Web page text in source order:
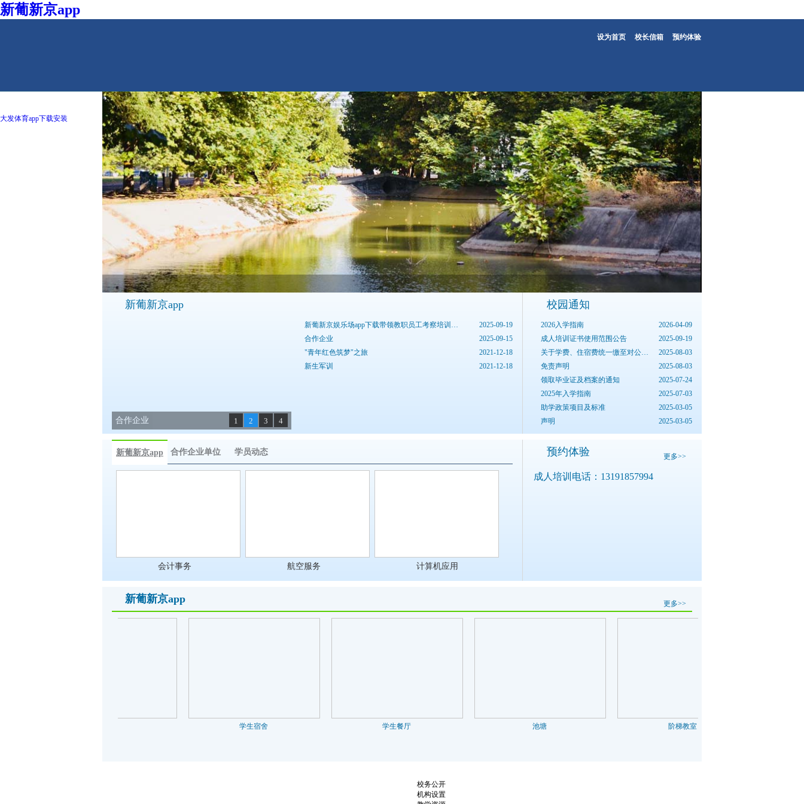
新葡新京app
设为首页 校长信箱 预约体验
新葡新京app
合作企业 1 2 3 4
2025-09-19
新葡新京娱乐场app下载带领教职员工考察培训基地
2025-09-15
合作企业
2021-12-18
"青年红色筑梦"之旅
2021-12-18
新生军训
校园通知
2026-04-09
2026入学指南
2025-09-19
成人培训证书使用范围公告
2025-08-03
关于学费、住宿费统一缴至对公账...
2025-08-03
免责声明
2025-07-24
领取毕业证及档案的通知
2025-07-03
2025年入学指南
2025-03-05
助学政策项目及标准
2025-03-05
声明
新葡新京app 合作企业单位 学员动态
会计事务 航空服务 计算机应用
预约体验 更多>>
成人培训电话： 13191857994
新葡新京app 更多>>
学生宿舍 学生餐厅 池塘 阶梯教室
校务公开
机构设置
大发体育app下载安装